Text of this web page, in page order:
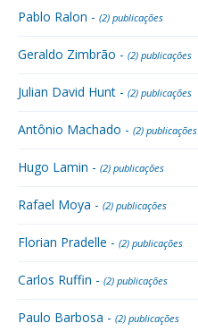
Pablo Ralon - (2) publicações
Geraldo Zimbrão - (2) publicações
Julian David Hunt - (2) publicações
Antônio Machado - (2) publicações
Hugo Lamin - (2) publicações
Rafael Moya - (2) publicações
Florian Pradelle - (2) publicações
Carlos Ruffin - (2) publicações
Paulo Barbosa - (2) publicações